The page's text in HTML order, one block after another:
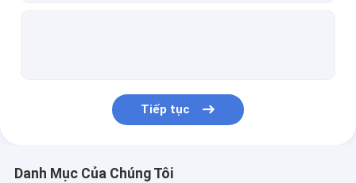
Tiếp tục
Danh Mục Của Chúng Tôi